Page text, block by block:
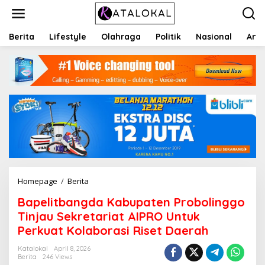
t
Berita Lifestyle Olahraga Politik Nasional
Homepage / Berita
p
e
i
t
Bapelitbangda Kabupaten Probolinggo
Tinjau Sekretariat AIPRO Untuk
Perkuat Kolaborasi Riset Daerah
Katalokal
April 8, 2026
Berita
246 Views